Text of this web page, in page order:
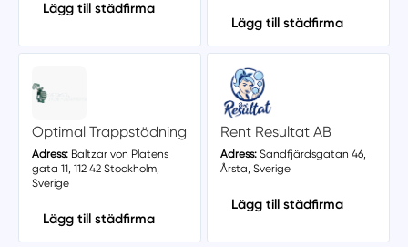
Lägg till städfirma
Lägg till städfirma
Optimal Trappstädning
Adress:Baltzar von Platens
gata 11, 112 42 Stockholm,
Sverige
Lägg till städfirma
Rent Resultat AB
Adress:Sandfjärdsgatan 46,
Årsta, Sverige
Lägg till städfirma